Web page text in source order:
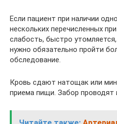
Если пациент при наличии
нескольких перечисленных
слабость, быстро
нужно обязательно пройти
обследование.
Кровь сдают натощак или
приема пищи. Забор проводят